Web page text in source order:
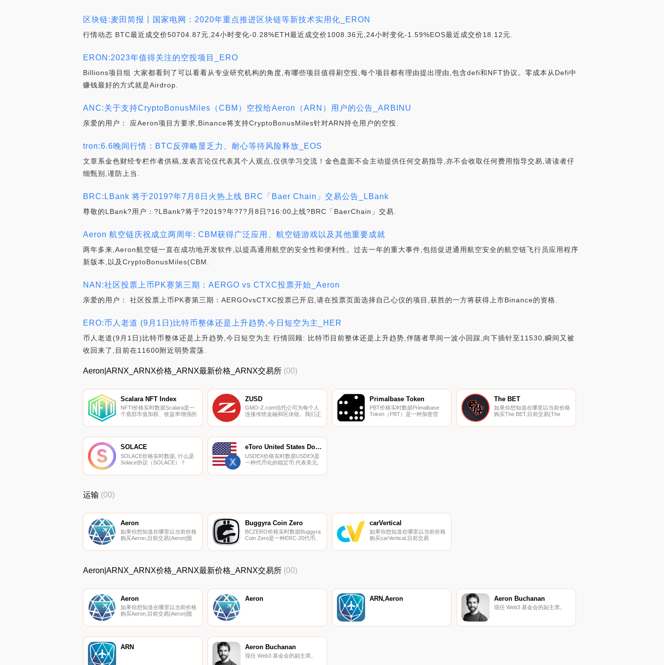
区块链:麦田简报丨国家电网：2020年重点推进区块链等新技术实用化_ERON
行情动态 BTC最近成交价50704.87元,24小时变化-0.28%ETH最近成交价1008.36元,24小时变化-1.59%EOS最近成交价18.12元.
ERON:2023年值得关注的空投项目_ERO
Billions项目组 大家都看到了可以看看从专业研究机构的角度,有哪些项目值得刷空投,每个项目都有理由提出理由,包含defi和NFT协议。零成本从Defi中
赚钱最好的方式就是Airdrop.
ANC:关于支持CryptoBonusMiles（CBM）空投给Aeron（ARN）用户的公告_ARBINU
亲爱的用户： 应Aeron项目方要求,Binance将支持CryptoBonusMiles针对ARN持仓用户的空投.
tron:6.6晚间行情：BTC反弹略显乏力、耐心等待风险释放_EOS
文章系金色财经专栏作者供稿,发表言论仅代表其个人观点,仅供学习交流！金色盘面不会主动提供任何交易指导,亦不会收取任何费用指导交易,请读者仔
细甄别,谨防上当.
BRC:LBank 将于2019?年7月8日火热上线 BRC「Baer Chain」交易公告_LBank
尊敬的LBank?用户：?LBank?将于?2019?年?7?月8日?16:00上线?BRC「BaerChain」交易.
Aeron 航空链庆祝成立两周年: CBM获得广泛应用、航空链游戏以及其他重要成就
两年多来,Aeron航空链一直在成功地开发软件,以提高通用航空的安全性和便利性。过去一年的重大事件,包括促进通用航空安全的航空链飞行员应用程序
新版本,以及CryptoBonusMiles(CBM.
NAN:社区投票上币PK赛第三期：AERGO vs CTXC投票开始_Aeron
亲爱的用户： 社区投票上币PK赛第三期：AERGOvsCTXC投票已开启,请在投票页面选择自己心仪的项目,获胜的一方将获得上市Binance的资格.
ERO:币人老道 (9月1日)比特币整体还是上升趋势,今日短空为主_HER
币人老道(9月1日)比特币整体还是上升趋势,今日短空为主 行情回顾: 比特币目前整体还是上升趋势,伴随者早间一波小回踩,向下插针至11530,瞬间又被
收回来了,目前在11600附近弱势震荡.
Aeron|ARNX_ARNX价格_ARNX最新价格_ARNX交易所 (00)
Scalara NFT Index
NFTI价格实时数据Scalara是一
个底部市值加权、收益率增强的
值的NFT系列的表现。该指数为
多样化的敞口。NFT是不可替代
的代币,其独特的数据和所有权
证明存储在区块链上.
ZUSD
GMO-Z.com信托公司为每个人
连接传统金融和区块链。我们正
管的日本日元挂钩稳定币,以及
金融服务部授予有限目的信托章
程,是日本金融和IT集团GMO互
联网集团的子公司.
Primalbase Token
PBT价格实时数据Primalbase
Token（PBT）是一种加密货
的电流供应。最近已知的
The BET
如果你想知道在哪里以当前价格
购买The BET,目前交易{The
所是Uniswap（V2）。您可以在
SOLACE
SOLACE价格实时数据, 什么是
Solace协议（SOLACE）？
未来的保险协议。该协议通过一
eToro United States Dollar
USDEX价格实时数据USDEX是
一种代币化的稳定币,代表美元,
为其加密货币等价物.
运输 (00)
Aeron
如果你想知道在哪里以当前价格
购买Aeron,目前交易{Aeron]股
Gate.io、HitBTC、ProBit
密货币交易所页面上找到其他列
Buggyra Coin Zero
BCZERO价格实时数据Buggyra
Coin Zero是一种ERC-20代币,
商品销售的支付平台.
carVertical
如果你想知道在哪里以当前价格
购买carVertical,目前交易
币交易所是KuCoin。您可以在
Aeron|ARNX_ARNX价格_ARNX最新价格_ARNX交易所 (00)
Aeron
如果你想知道在哪里以当前价格
购买Aeron,目前交易{Aeron]股
Gate.io、HitBTC、ProBit
密货币交易所页面上找到其他列
Aeron ARN,Aeron Aeron Buchanan
现任 Web3 基金会的副主席。
ARN Aeron Buchanan
现任 Web3 基金会的副主席。